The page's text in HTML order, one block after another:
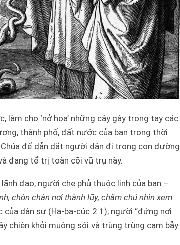
làm cho ‘nở hoa’ những cây gậy trong tay các
thành phố, đất nước của bạn trong thời
để dẫn dắt người dân đi trong con đường
đang tể trị toàn cõi vũ trụ này.
đạo, người che phủ thuộc linh của bạn –
chôn chân nơi thành lũy, chăm chú nhìn xem
dân sự (Ha-ba-cúc 2:1); người “đứng nơi
chiên khỏi muông sói và trùng trùng cạm bẫy